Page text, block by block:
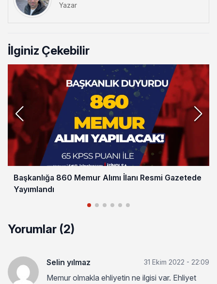
Yazar
İlginiz Çekebilir
Başkanlığa 860 Memur Alımı İlanı Resmi Gazetede
Yayımlandı
Yorumlar (2)
Selin yılmaz 31 Ekim 2022 - 22:09
Memur olmakla ehliyetin ne ilgisi var. Ehliyet